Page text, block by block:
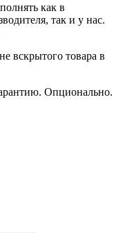
как в
так и у нас.
вскрытого товара в
Опционально.